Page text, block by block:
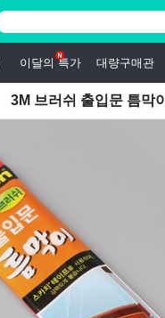
이달의 특가 대량구매관
3M 브러쉬 출입문 틈막이